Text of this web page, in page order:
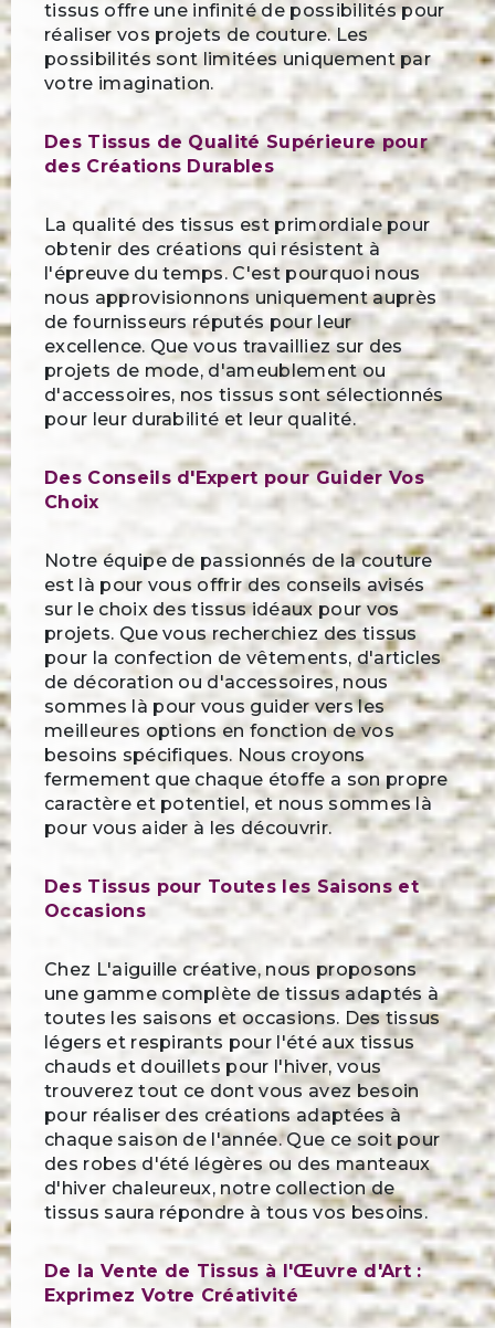
tissus offre une infinité de possibilités pour
réaliser vos projets de couture. Les
possibilités sont limitées uniquement par
votre imagination.
Des Tissus de Qualité Supérieure pour
des Créations Durables
La qualité des tissus est primordiale pour
obtenir des créations qui résistent à
l'épreuve du temps. C'est pourquoi nous
nous approvisionnons uniquement auprès
de fournisseurs réputés pour leur
excellence. Que vous travailliez sur des
projets de mode, d'ameublement ou
d'accessoires, nos tissus sont sélectionnés
pour leur durabilité et leur qualité.
Des Conseils d'Expert pour Guider Vos
Choix
Notre équipe de passionnés de la couture
est là pour vous offrir des conseils avisés
sur le choix des tissus idéaux pour vos
projets. Que vous recherchiez des tissus
pour la confection de vêtements, d'articles
de décoration ou d'accessoires, nous
sommes là pour vous guider vers les
meilleures options en fonction de vos
besoins spécifiques. Nous croyons
fermement que chaque étoffe a son propre
caractère et potentiel, et nous sommes là
pour vous aider à les découvrir.
Des Tissus pour Toutes les Saisons et
Occasions
Chez L'aiguille créative, nous proposons
une gamme complète de tissus adaptés à
toutes les saisons et occasions. Des tissus
légers et respirants pour l'été aux tissus
chauds et douillets pour l'hiver, vous
trouverez tout ce dont vous avez besoin
pour réaliser des créations adaptées à
chaque saison de l'année. Que ce soit pour
des robes d'été légères ou des manteaux
d'hiver chaleureux, notre collection de
tissus saura répondre à tous vos besoins.
De la Vente de Tissus à l'Œuvre d'Art :
Exprimez Votre Créativité